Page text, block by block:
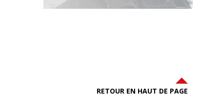
RETOUR EN HAUT DE PAGE